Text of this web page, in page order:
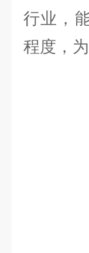
行业，
程度，